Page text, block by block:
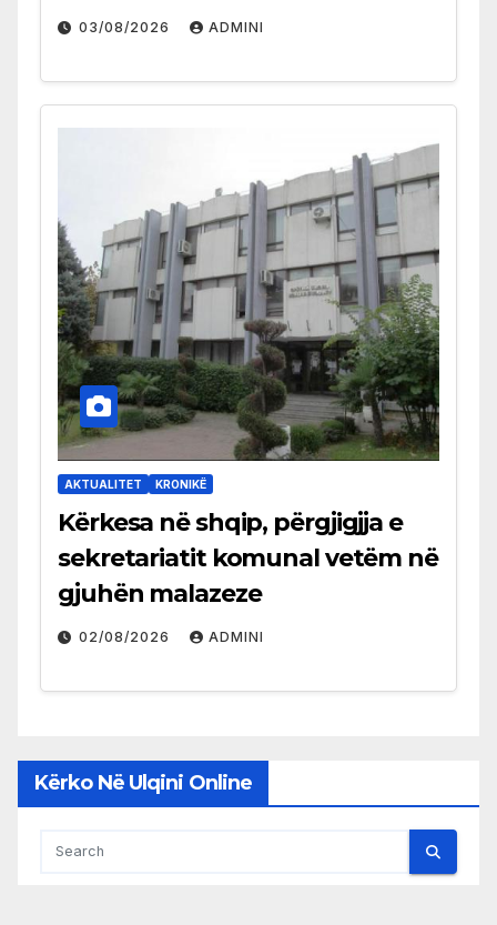
03/08/2026 ADMINI
AKTUALITET KRONIKË
Kërkesa në shqip, përgjigjja e
sekretariatit komunal vetëm në
gjuhën malazeze
02/08/2026 ADMINI
Kërko Në Ulqini Online